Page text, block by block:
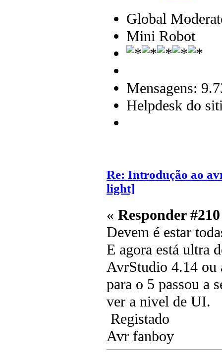
Global
Mini Robot
Mensagens:
Helpdesk do
Re: Introdução ao
light]
« Responder
Devem é estar
E agora está ultra
AvrStudio 4.14 ou
para o 5 passou a
ver a nivel de UI.
Registado
Avr fanboy